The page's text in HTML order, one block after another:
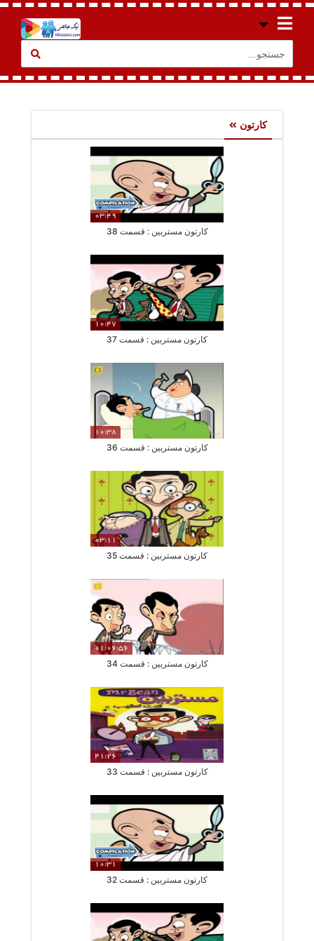
کارتون
03:49
کارتون مستربین : قسمت 38
10:47
کارتون مستربین : قسمت 37
10:38
کارتون مستربین : قسمت 36
03:11
کارتون مستربین : قسمت 35
01:06:56
کارتون مستربین : قسمت 34
41:26
کارتون مستربین : قسمت 33
10:31
کارتون مستربین : قسمت 32